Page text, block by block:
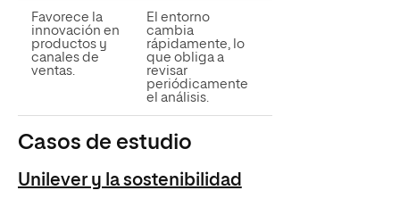
Favorece la
innovación en
productos y
canales de
ventas.
El entorno
cambia
rápidamente, lo
que obliga a
revisar
periódicamente
el análisis.
Casos de estudio
Unilever y la sostenibilidad